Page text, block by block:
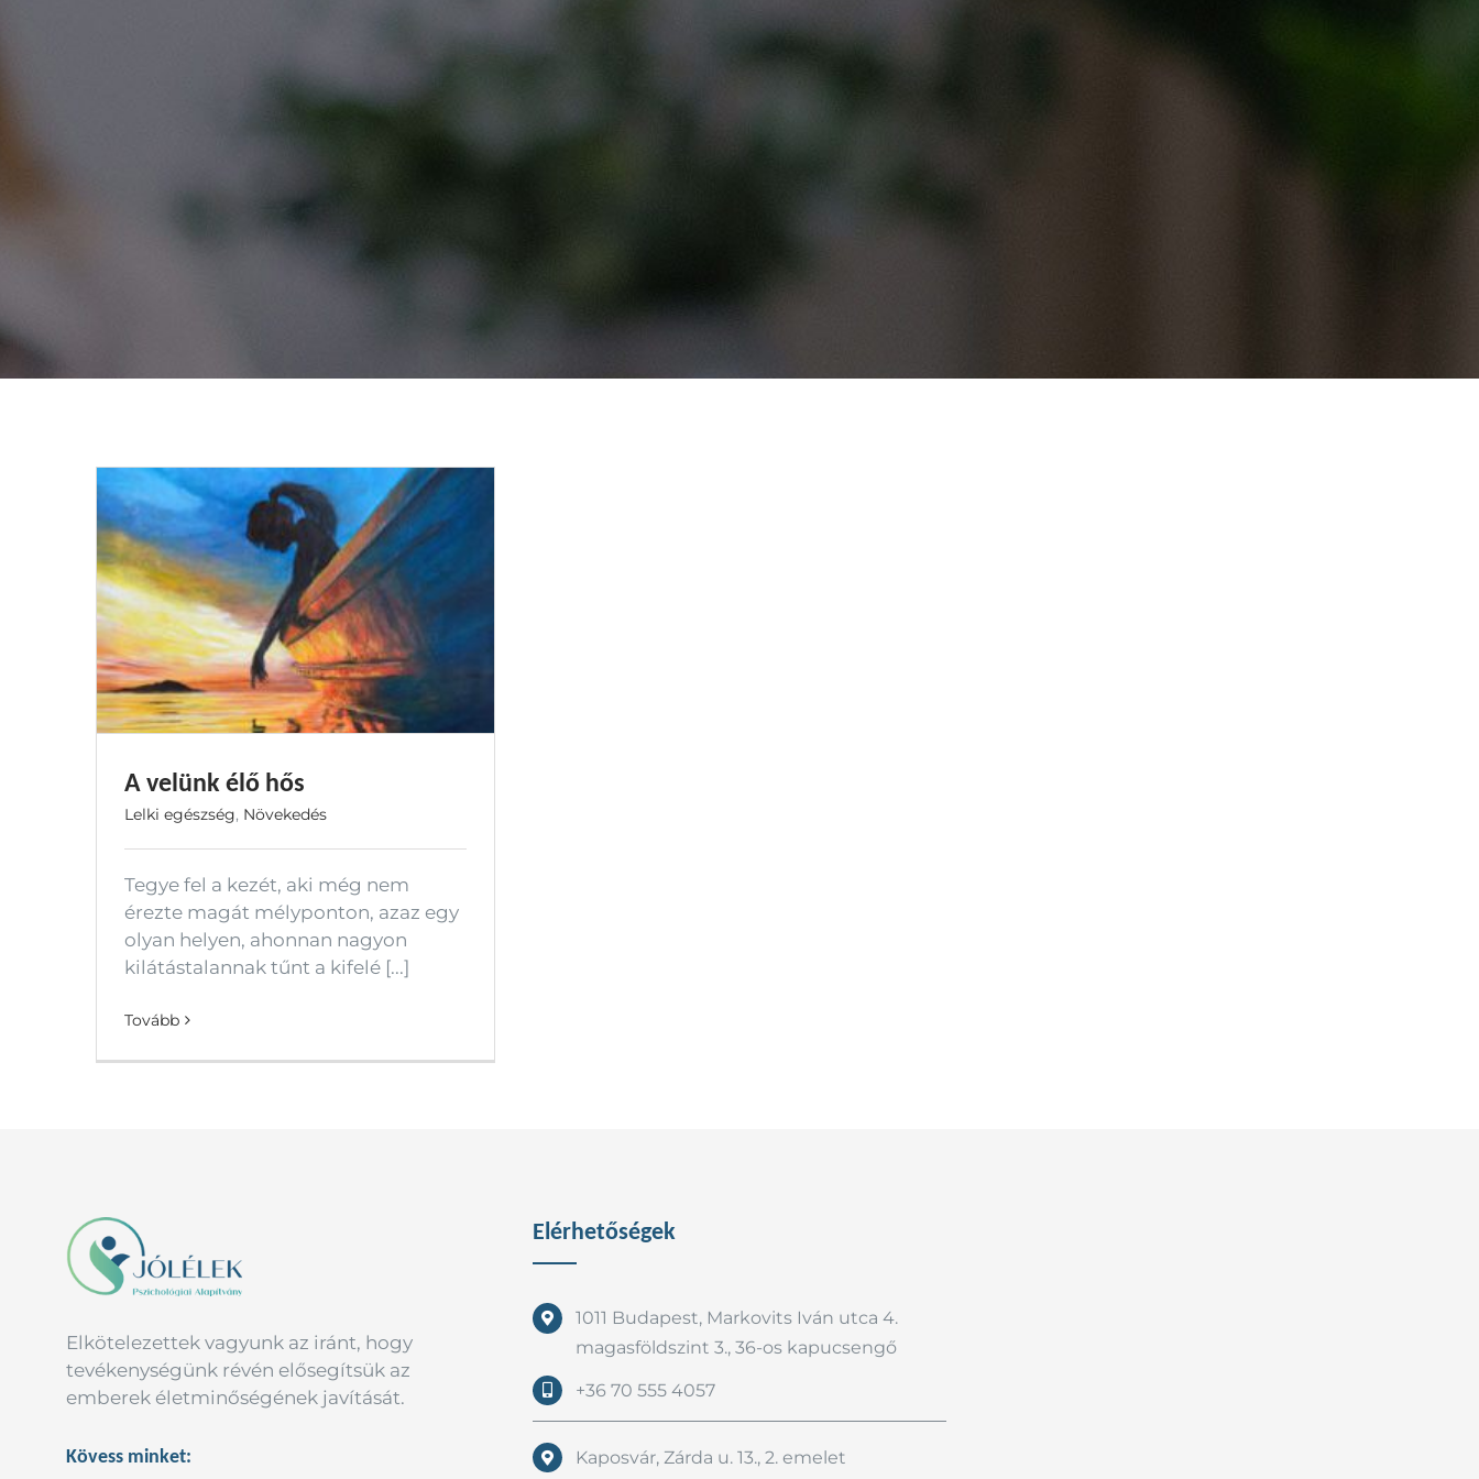
A velünk élő hős
Lelki egészség, Növekedés
Tegye fel a kezét, aki még nem
érezte magát mélyponton, azaz egy
olyan helyen, ahonnan nagyon
kilátástalannak tűnt a kifelé [...]
Tovább
Elkötelezettek vagyunk az iránt, hogy
tevékenységünk révén elősegítsük az
emberek életminőségének javítását.
Kövess minket:
Elérhetőségek
1011 Budapest, Markovits Iván utca 4.
magasföldszint 3., 36-os kapucsengő
+36 70 555 4057
Kaposvár, Zárda u. 13., 2. emelet